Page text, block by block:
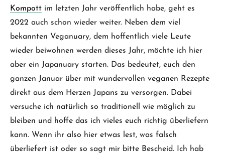
Kompott im letzten Jahr veröffentlich habe, geht es
2022 auch schon wieder weiter. Neben dem viel
bekannten Veganuary, dem hoffentlich viele Leute
wieder beiwohnen werden dieses Jahr, möchte ich hier
aber ein Japanuary starten. Das bedeutet, euch den
ganzen Januar über mit wundervollen veganen Rezepte
direkt aus dem Herzen Japans zu versorgen. Dabei
versuche ich natürlich so traditionell wie möglich zu
bleiben und hoffe das ich vieles euch richtig überliefern
kann. Wenn ihr also hier etwas lest, was falsch
überliefert ist oder so sagt mir bitte Bescheid. Ich hab